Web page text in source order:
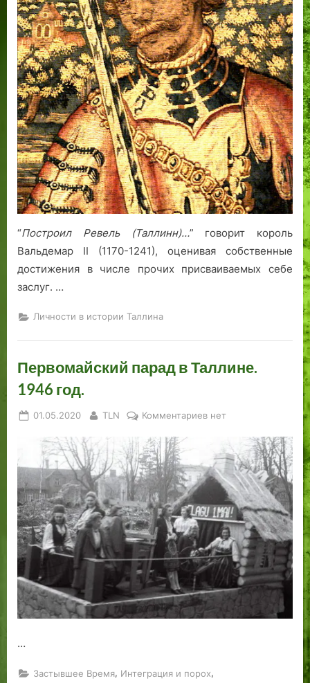
“Построил Ревель (Таллинн)…” говорит король
Вальдемар II (1170-1241), оценивая собственные
достижения в числе прочих присваиваемых себе
заслуг. …
Личности в истории Таллина
Первомайский парад в Таллине.
1946 год.
Posted
01.05.2020 By
TLN Комментариевк
Первомайский
парад
в
Таллине.
1946
год.
нет
…
Застывшее Время, Интеграция и порох,